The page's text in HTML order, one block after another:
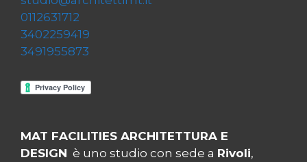
0112631712
3402259419
3491955873
MAT FACILITIES ARCHITETTURA E
DESIGN è uno studio con sede a Rivoli,